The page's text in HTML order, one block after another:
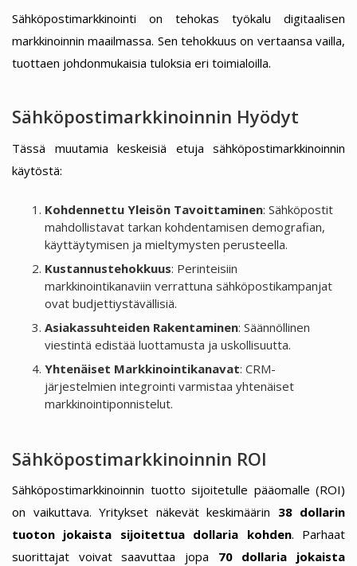
Sähköpostimarkkinointi on tehokas työkalu digitaalisen
markkinoinnin maailmassa. Sen tehokkuus on vertaansa vailla,
tuottaen johdonmukaisia tuloksia eri toimialoilla.
Sähköpostimarkkinoinnin Hyödyt
Tässä muutamia keskeisiä etuja sähköpostimarkkinoinnin
käytöstä:
Kohdennettu Yleisön Tavoittaminen: Sähköpostit
mahdollistavat tarkan kohdentamisen demografian,
käyttäytymisen ja mieltymysten perusteella.
Kustannustehokkuus: Perinteisiin
markkinointikanaviin verrattuna sähköpostikampanjat
ovat budjettiystävällisiä.
Asiakassuhteiden Rakentaminen: Säännöllinen
viestintä edistää luottamusta ja uskollisuutta.
Yhtenäiset Markkinointikanavat: CRM-
järjestelmien integrointi varmistaa yhtenäiset
markkinointiponnistelut.
Sähköpostimarkkinoinnin ROI
Sähköpostimarkkinoinnin tuotto sijoitetulle pääomalle (ROI)
on vaikuttava. Yritykset näkevät keskimäärin 38 dollarin
tuoton jokaista sijoitettua dollaria kohden. Parhaat
suorittajat voivat saavuttaa jopa 70 dollaria jokaista